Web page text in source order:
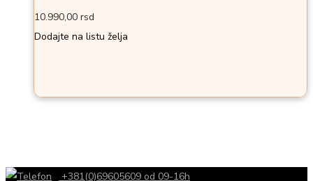
10.990,00 rsd
Dodajte na listu želja
+381(0)69605609 od 09-16h